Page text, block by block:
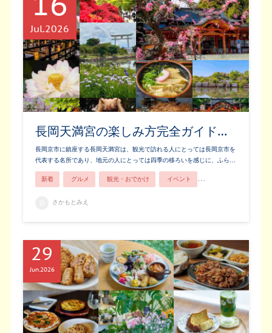
長岡天満宮の楽しみ方完全ガイド…
長岡京市に鎮座する長岡天満宮は、観光で訪れる人にとっては長岡京市を
代表する名所であり、地元の人にとっては四季の移ろいを感じに、ふら…
Jul 2026
新着 グルメ 観光・おでかけ イベント
さかもとみえ
29
Jun2026